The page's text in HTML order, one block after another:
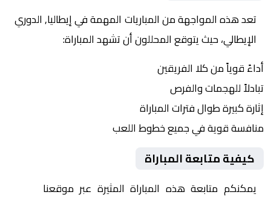
تعد هذه المواجهة من المباريات المهمة في إيطاليا, الدوري
الإيطالي، حيث يتوقع المحللون أن تشهد المباراة:
أداءً قوياً من كلا الفريقين
تبادلاً للهجمات والفرص
إثارة كبيرة طوال فترات المباراة
منافسة قوية في جميع خطوط اللعب
كيفية متابعة المباراة
يمكنكم متابعة هذه المباراة المثيرة عبر موقعنا